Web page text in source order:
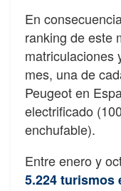
En
ranking de este
matriculaciones
mes, una de
Peugeot en
electrificado
enchufable).
Entre enero y
5.224